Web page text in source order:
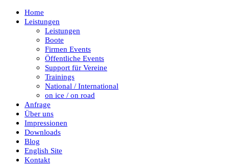
Home
Leistungen
Leistungen
Boote
Firmen Events
Öffentliche Events
Support für Vereine
Trainings
National / International
on ice / on road
Anfrage
Über uns
Impressionen
Downloads
Blog
English Site
Kontakt